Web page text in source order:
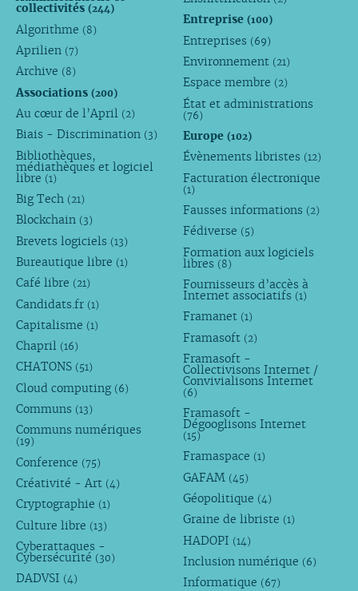
collectivités (244)
Algorithme (8)
Aprilien (7)
Archive (8)
Associations (200)
Au cœur de l’April (2)
Biais - Discrimination (3)
Bibliothèques,
médiathèques et logiciel
libre (1)
Big Tech (21)
Blockchain (3)
Brevets logiciels (13)
Bureautique libre (1)
Café libre (21)
Candidats.fr (1)
Capitalisme (1)
Chapril (16)
CHATONS (51)
Cloud computing (6)
Communs (13)
Communs numériques
(19)
Conference (75)
Créativité - Art (4)
Cryptographie (1)
Culture libre (13)
Cyberattaques -
Cybersécurité (30)
DADVSI (4)
Entreprise(100)
Entreprises (69)
Environnement (21)
Espace membre (2)
État et administrations
(76)
Europe(102)
Évènements libristes (12)
Facturation électronique
(1)
Fausses informations (2)
Fédiverse (5)
Formation aux logiciels
libres (8)
Fournisseurs d’accès à
Internet associatifs (1)
Framanet (1)
Framasoft (2)
Framasoft -
Collectivisons Internet /
Convivialisons Internet
(6)
Framasoft -
Dégooglisons Internet
(15)
Framaspace (1)
GAFAM (45)
Géopolitique (4)
Graine de libriste (1)
HADOPI (14)
Inclusion numérique (6)
Informatique (67)